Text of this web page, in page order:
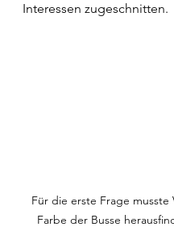
Interessen zugeschnitten.
Für die erste Frage musste
Farbe der Busse